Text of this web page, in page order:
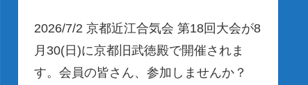
2026/7/2 京都近江合気会 第18回大会が8
月30(日)に京都旧武徳殿で開催されま
す。会員の皆さん、参加しませんか？